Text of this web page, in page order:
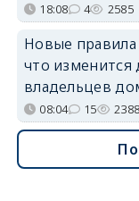
18:08 4 2585
Новые правила
что изменится
владельцев
08:04 15 2388